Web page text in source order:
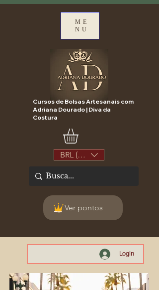
ME
NU
Cursos de Bolsas Artesanais com
Adriana Dourado | Diva da
Costura
BRL (R$)
Ver pontos
Login